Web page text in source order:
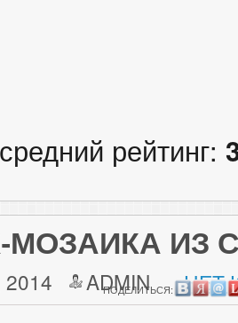
рейтинг:
МОЗАИКА ИЗ
ADMIN НЕТ
ПОДЕЛИТЬСЯ: